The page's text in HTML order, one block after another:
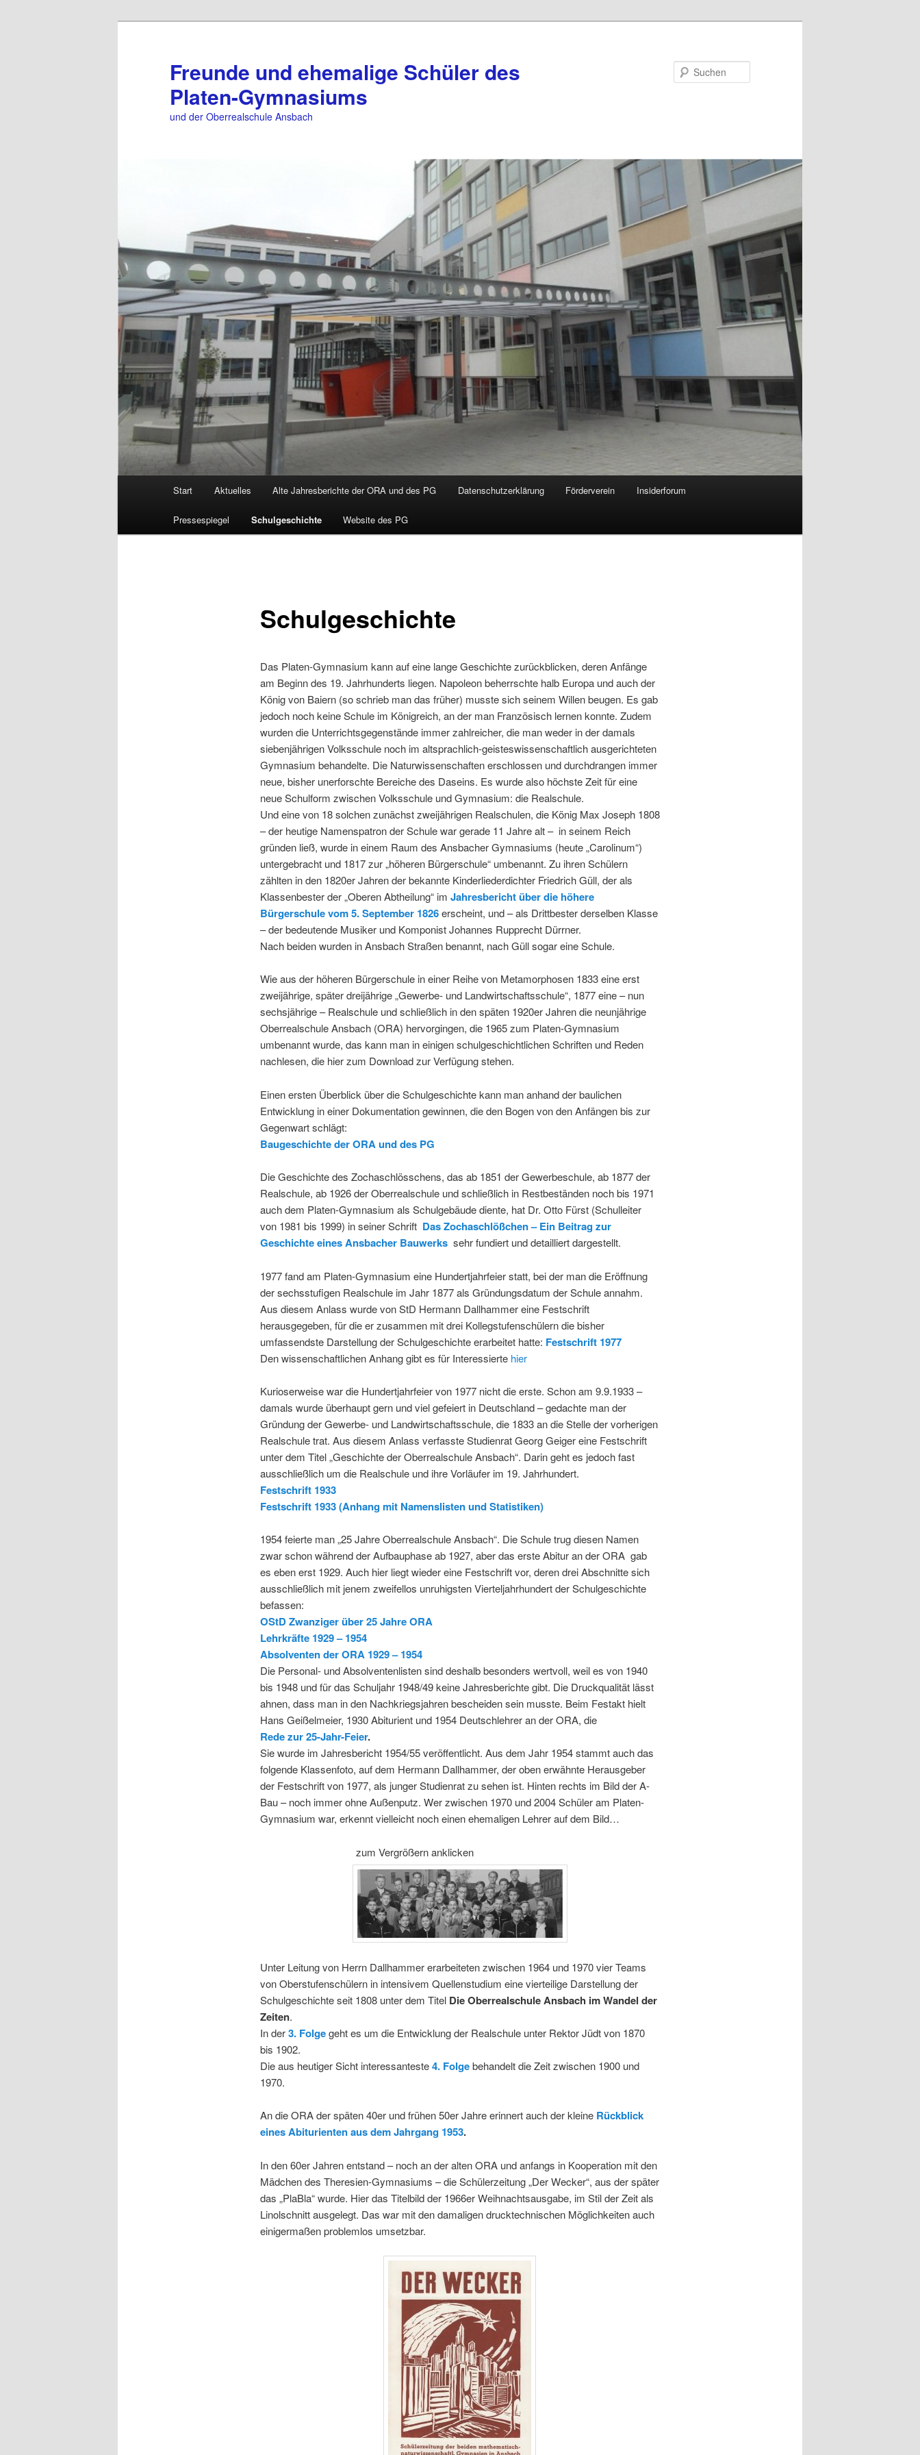
Freunde und ehemalige Schüler des
Platen-Gymnasiums
und der Oberrealschule Ansbach
Start Aktuelles Alte Jahresberichte der ORA und des PG Datenschutzerklärung Förderverein Insiderforum
Pressespiegel Schulgeschichte Website des PG
Schulgeschichte
Das Platen-Gymnasium kann auf eine lange Geschichte zurückblicken, deren Anfänge
am Beginn des 19. Jahrhunderts liegen. Napoleon beherrschte halb Europa und auch der
König von Baiern (so schrieb man das früher) musste sich seinem Willen beugen. Es gab
jedoch noch keine Schule im Königreich, an der man Französisch lernen konnte. Zudem
wurden die Unterrichtsgegenstände immer zahlreicher, die man weder in der damals
siebenjährigen Volksschule noch im altsprachlich-geisteswissenschaftlich ausgerichteten
Gymnasium behandelte. Die Naturwissenschaften erschlossen und durchdrangen immer
neue, bisher unerforschte Bereiche des Daseins. Es wurde also höchste Zeit für eine
neue Schulform zwischen Volksschule und Gymnasium: die Realschule.
Und eine von 18 solchen zunächst zweijährigen Realschulen, die König Max Joseph 1808
– der heutige Namenspatron der Schule war gerade 11 Jahre alt – in seinem Reich
gründen ließ, wurde in einem Raum des Ansbacher Gymnasiums (heute „Carolinum“)
untergebracht und 1817 zur „höheren Bürgerschule“ umbenannt. Zu ihren Schülern
zählten in den 1820er Jahren der bekannte Kinderliederdichter Friedrich Güll, der als
Klassenbester der „Oberen Abtheilung“ im Jahresbericht über die höhere
Bürgerschule vom 5. September 1826erscheint, und – als Drittbester derselben Klasse
– der bedeutende Musiker und Komponist Johannes Rupprecht Dürrner.
Nach beiden wurden in Ansbach Straßen benannt, nach Güll sogar eine Schule.
Wie aus der höheren Bürgerschule in einer Reihe von Metamorphosen 1833 eine erst
zweijährige, später dreijährige „Gewerbe- und Landwirtschaftsschule“, 1877 eine – nun
sechsjährige – Realschule und schließlich in den späten 1920er Jahren die neunjährige
Oberrealschule Ansbach (ORA) hervorgingen, die 1965 zum Platen-Gymnasium
umbenannt wurde, das kann man in einigen schulgeschichtlichen Schriften und Reden
nachlesen, die hier zum Download zur Verfügung stehen.
Einen ersten Überblick über die Schulgeschichte kann man anhand der baulichen
Entwicklung in einer Dokumentation gewinnen, die den Bogen von den Anfängen bis zur
Gegenwart schlägt:
Baugeschichte der ORA und des PG
Die Geschichte des Zochaschlösschens, das ab 1851 der Gewerbeschule, ab 1877 der
Realschule, ab 1926 der Oberrealschule und schließlich in Restbeständen noch bis 1971
auch dem Platen-Gymnasium als Schulgebäude diente, hat Dr. Otto Fürst (Schulleiter
von 1981 bis 1999) in seiner Schrift Das Zochaschlößchen – Ein Beitrag zur
Geschichte eines Ansbacher Bauwerks sehr fundiert und detailliert dargestellt.
1977 fand am Platen-Gymnasium eine Hundertjahrfeier statt, bei der man die Eröffnung
der sechsstufigen Realschule im Jahr 1877 als Gründungsdatum der Schule annahm.
Aus diesem Anlass wurde von StD Hermann Dallhammer eine Festschrift
herausgegeben, für die er zusammen mit drei Kollegstufenschülern die bisher
umfassendste Darstellung der Schulgeschichte erarbeitet hatte: Festschrift 1977
Den wissenschaftlichen Anhang gibt es für Interessiertehier
Kurioserweise war die Hundertjahrfeier von 1977 nicht die erste. Schon am 9.9.1933 –
damals wurde überhaupt gern und viel gefeiert in Deutschland – gedachte man der
Gründung der Gewerbe- und Landwirtschaftsschule, die 1833 an die Stelle der vorherigen
Realschule trat. Aus diesem Anlass verfasste Studienrat Georg Geiger eine Festschrift
unter dem Titel „Geschichte der Oberrealschule Ansbach“. Darin geht es jedoch fast
ausschließlich um die Realschule und ihre Vorläufer im 19. Jahrhundert.
Festschrift 1933
Festschrift 1933 (Anhang mit Namenslisten und Statistiken)
1954 feierte man „25 Jahre Oberrealschule Ansbach“. Die Schule trug diesen Namen
zwar schon während der Aufbauphase ab 1927, aber das erste Abitur an der ORA gab
es eben erst 1929. Auch hier liegt wieder eine Festschrift vor, deren drei Abschnitte sich
ausschließlich mit jenem zweifellos unruhigsten Vierteljahrhundert der Schulgeschichte
befassen:
OStD Zwanziger über 25 Jahre ORA
Lehrkräfte 1929 – 1954
Absolventen der ORA 1929 – 1954
Die Personal- und Absolventenlisten sind deshalb besonders wertvoll, weil es von 1940
bis 1948 und für das Schuljahr 1948/49 keine Jahresberichte gibt. Die Druckqualität lässt
ahnen, dass man in den Nachkriegsjahren bescheiden sein musste. Beim Festakt hielt
Hans Geißelmeier, 1930 Abiturient und 1954 Deutschlehrer an der ORA, die
Rede zur 25-Jahr-Feier.
Sie wurde im Jahresbericht 1954/55 veröffentlicht. Aus dem Jahr 1954 stammt auch das
folgende Klassenfoto, auf dem Hermann Dallhammer, der oben erwähnte Herausgeber
der Festschrift von 1977, als junger Studienrat zu sehen ist. Hinten rechts im Bild der A-
Bau – noch immer ohne Außenputz. Wer zwischen 1970 und 2004 Schüler am Platen-
Gymnasium war, erkennt vielleicht noch einen ehemaligen Lehrer auf dem Bild…
zum Vergrößern anklicken
Unter Leitung von Herrn Dallhammer erarbeiteten zwischen 1964 und 1970 vier Teams
von Oberstufenschülern in intensivem Quellenstudium eine vierteilige Darstellung der
Schulgeschichte seit 1808 unter dem Titel Die Oberrealschule Ansbach im Wandel der
Zeiten.
In der3. Folgegeht es um die Entwicklung der Realschule unter Rektor Jüdt von 1870
bis 1902.
Die aus heutiger Sicht interessanteste4. Folgebehandelt die Zeit zwischen 1900 und
1970.
An die ORA der späten 40er und frühen 50er Jahre erinnert auch der kleineRückblick
eines Abiturienten aus dem Jahrgang 1953.
In den 60er Jahren entstand – noch an der alten ORA und anfangs in Kooperation mit den
Mädchen des Theresien-Gymnasiums – die Schülerzeitung „Der Wecker“, aus der später
das „PlaBla“ wurde. Hier das Titelbild der 1966er Weihnachtsausgabe, im Stil der Zeit als
Linolschnitt ausgelegt. Das war mit den damaligen drucktechnischen Möglichkeiten auch
einigermaßen problemlos umsetzbar.